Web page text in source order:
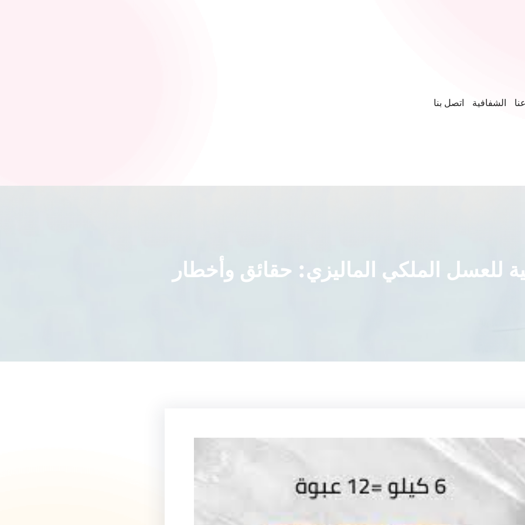
الشفافية اتصل بنا
للعسل الملكي الماليزي: حقائق وأخطار